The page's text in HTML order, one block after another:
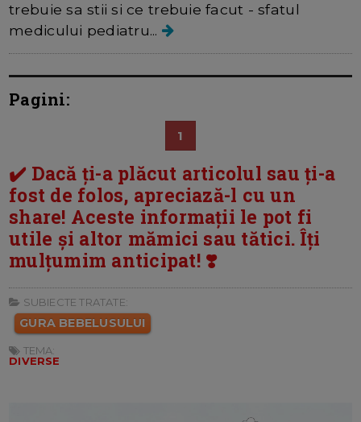
trebuie sa stii si ce trebuie facut - sfatul
medicului pediatru...
Pagini:
1
✔️ Dacă ți-a plăcut articolul sau ți-a
fost de folos, apreciază-l cu un
share! Aceste informații le pot fi
utile și altor mămici sau tătici. Îți
mulțumim anticipat! ❣️
SUBIECTE TRATATE:
GURA BEBELUSULUI
TEMA:
DIVERSE